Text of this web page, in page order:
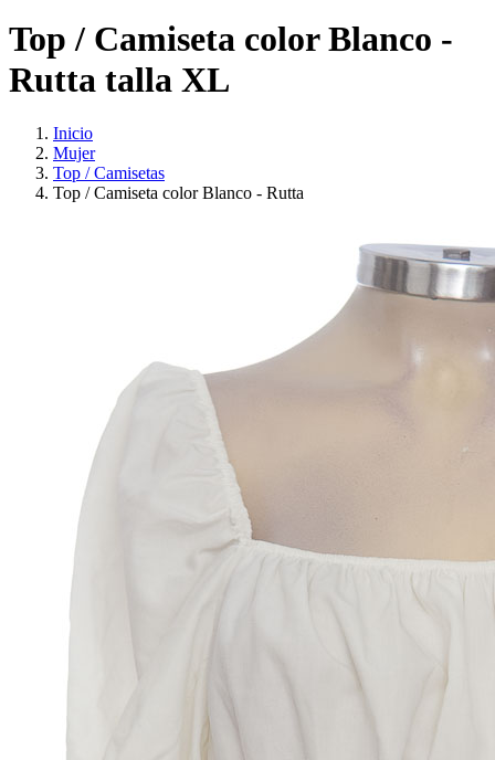
Top / Camiseta color Blanco -
Rutta talla XL
Inicio
Mujer
Top / Camisetas
Top / Camiseta color Blanco - Rutta